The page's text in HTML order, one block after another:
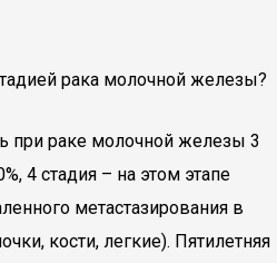
рака молочной железы?
при раке молочной железы 3
4 стадия – на этом этапе
метастазирования в
кости, легкие). Пятилетняя